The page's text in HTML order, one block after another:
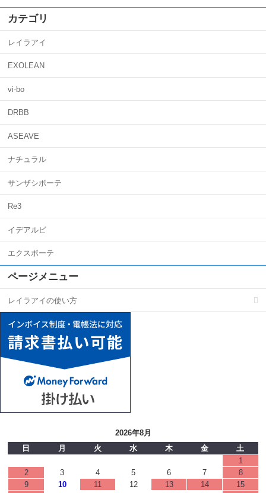
カテゴリ
レイラアイ
EXOLEAN
vi-bo
DRBB
ASEAVE
ナチュラル
サンザシボーテ
Re3
イデアルビ
エクスボーテ
ページメニュー
レイラアイの使い方
2026年8月
日
月 火 水 木 金
土
1
2
3 4 5 6 7
8
9
10 11 12 13 14
15